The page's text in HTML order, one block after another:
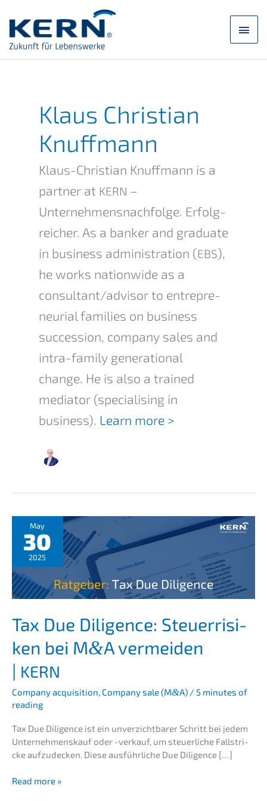
content
main
Klaus Chris­ti­an
Knuffmann
Klaus-Chris­ti­an Knuff­mann is a
partner at KERN –
Unternehmens­nachfolge. Erfolg­
rei­cher. As a banker and gradua­te
in business adminis­tra­ti­on (EBS),
he works nation­wi­de as a
consultant/advisor to entre­pre­
neu­ri­al families on business
succes­si­on, compa­ny sales and
intra-family genera­tio­nal
change. He is also a trained
media­tor (specia­li­sing in
business). Learn more >
May
30
2025
Tax Due Diligence: Steuer­ri­si­
ken bei M&A vermei­den
| KERN
Compa­ny acqui­si­ti­on, Compa­ny sale (M&A) / 5 minutes of
reading
Tax Due Diligence ist ein unver­zicht­ba­rer Schritt bei jedem
Unter­nehmens­kauf oder -verkauf, um steuer­li­che Fallstri­
cke aufzu­de­cken. Diese ausführ­li­che Due Diligence […]
Tax
Read more »